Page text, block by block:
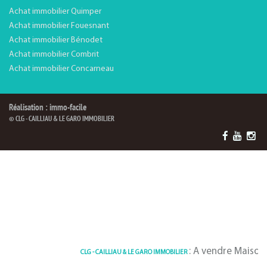
Achat immobilier Quimper
Achat immobilier Fouesnant
Achat immobilier Bénodet
Achat immobilier Combrit
Achat immobilier Concarneau
Réalisation : immo-facile
© CLG - CAILLIAU & LE GARO IMMOBILIER
CLG - CAILLIAU & LE GARO IMMOBILIER: A vendre Maison 130 m²